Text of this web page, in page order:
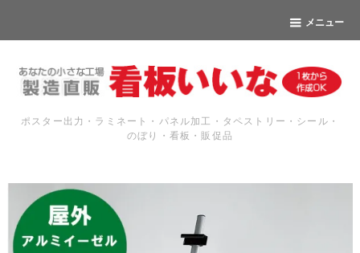
メニュー
ポスター出力・ラミネート・パネル加工・タペストリー・シール・
のぼり・看板・販促品